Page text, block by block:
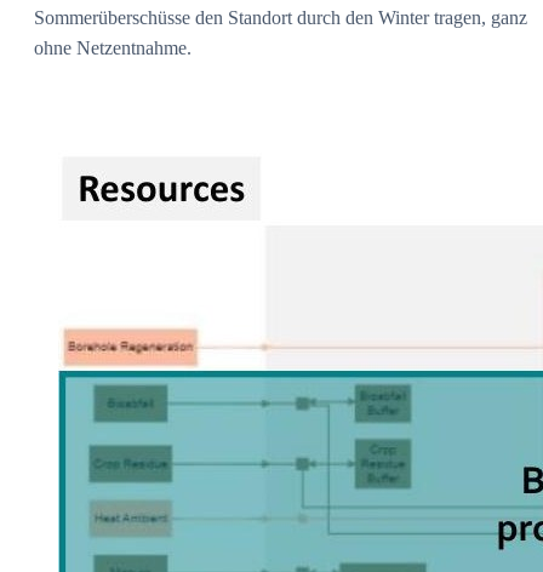
Sommerüberschüsse den Standort durch den Winter tragen, ganz
ohne Netzentnahme.